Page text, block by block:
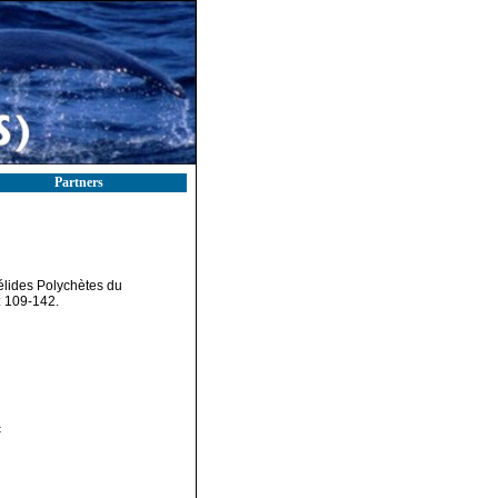
Partners
Polychètes du
109-142.